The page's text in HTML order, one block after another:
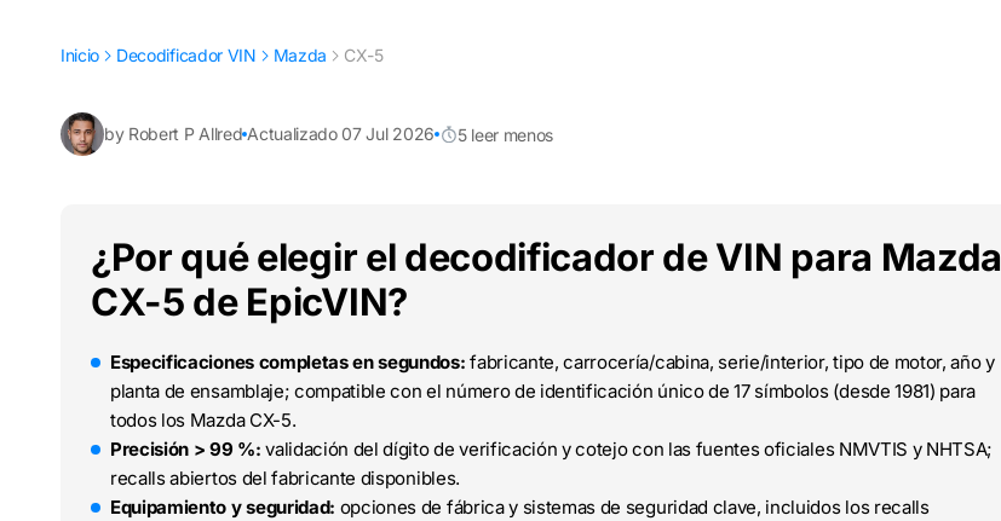
Inicio Decodificador VIN Mazda CX-5
by Robert P Allred Actualizado 07 Jul 2026 5 leer menos
¿Por qué elegir el decodificador de VIN para Mazda
CX-5 de EpicVIN?
Especificaciones completas en segundos: fabricante, carrocería/cabina, serie/interior, tipo de motor, año y
planta de ensamblaje; compatible con el número de identificación único de 17 símbolos (desde 1981) para
todos los Mazda CX-5.
Precisión > 99 %: validación del dígito de verificación y cotejo con las fuentes oficiales NMVTIS y NHTSA;
recalls abiertos del fabricante disponibles.
Equipamiento y seguridad: opciones de fábrica y sistemas de seguridad clave, incluidos los recalls